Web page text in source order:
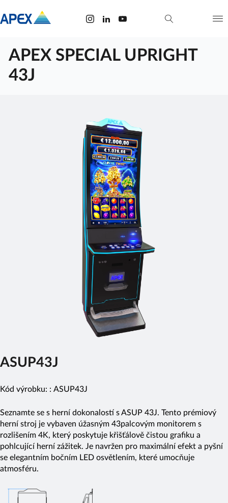
APEX SPECIAL UPRIGHT
43J
ASUP43J
Kód výrobku: : ASUP43J
Seznamte se s herní dokonalostí s ASUP 43J. Tento prémiový
herní stroj je vybaven úžasným 43palcovým monitorem s
rozlišením 4K, který poskytuje křišťálově čistou grafiku a
pohlcující herní zážitek. Je navržen pro maximální efekt a pyšní
se elegantním bočním LED osvětlením, které umocňuje
atmosféru.